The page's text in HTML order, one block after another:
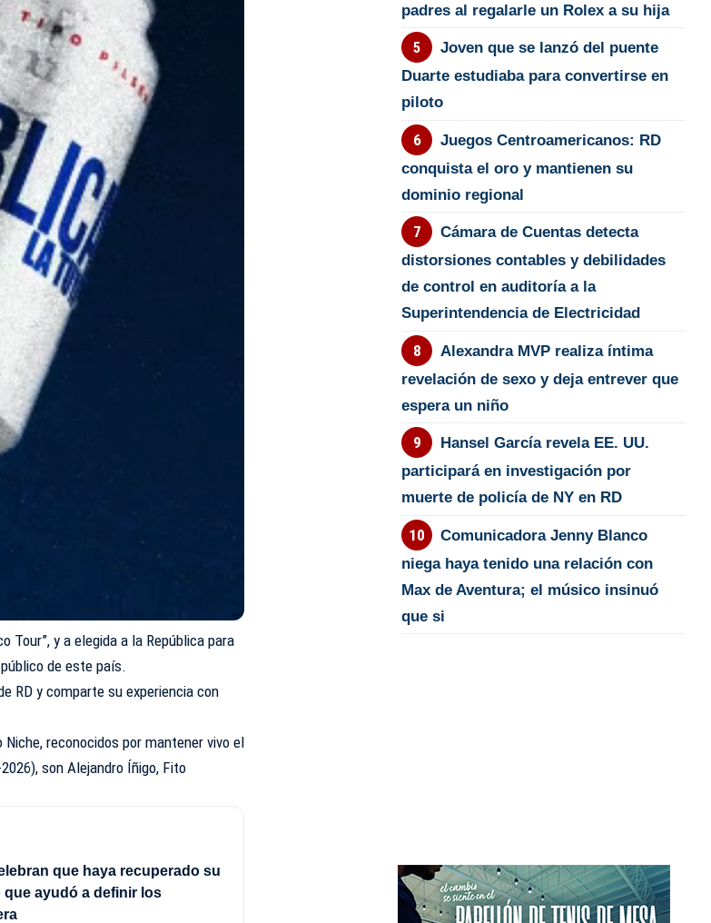
Tour”, y a elegida a la República para
de este país.
RD y comparte su experiencia con
reconocidos por mantener vivo el
son Alejandro Íñigo, Fito
que haya recuperado su
ayudó a definir los
padres al regalarle un Rolex a su hija
Joven que se lanzó del puente
Duarte estudiaba para convertirse en
piloto
Juegos Centroamericanos: RD
conquista el oro y mantienen su
dominio regional
Cámara de Cuentas detecta
distorsiones contables y debilidades
de control en auditoría a la
Superintendencia de Electricidad
Alexandra MVP realiza íntima
revelación de sexo y deja entrever que
espera un niño
Hansel García revela EE. UU.
participará en investigación por
muerte de policía de NY en RD
Comunicadora Jenny Blanco
niega haya tenido una relación con
Max de Aventura; el músico insinuó
que si